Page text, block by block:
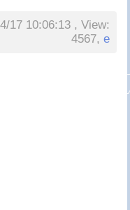
17 10:06:13 , View:
4567,e